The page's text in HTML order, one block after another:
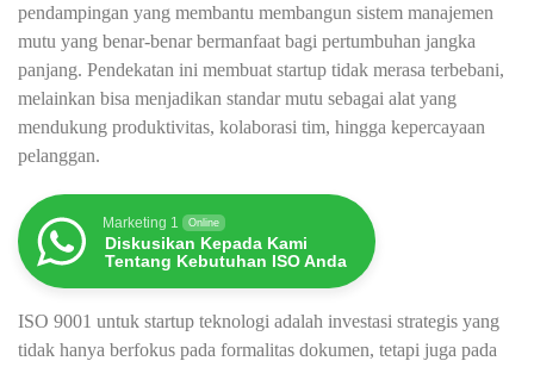
pendampingan yang membantu membangun sistem manajemen
mutu yang benar-benar bermanfaat bagi pertumbuhan jangka
panjang. Pendekatan ini membuat startup tidak merasa terbebani,
melainkan bisa menjadikan standar mutu sebagai alat yang
mendukung produktivitas, kolaborasi tim, hingga kepercayaan
pelanggan.
Marketing 1 Online
Diskusikan Kepada Kami
Tentang Kebutuhan ISO Anda
ISO 9001 untuk startup teknologi adalah investasi strategis yang
tidak hanya berfokus pada formalitas dokumen, tetapi juga pada